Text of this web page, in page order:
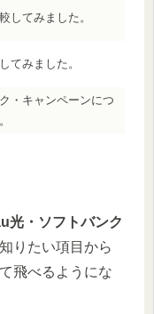
してみました。
てみました。
・キャンペーンにつ
光・ソフトバンク
りたい項目から
飛べるようにな